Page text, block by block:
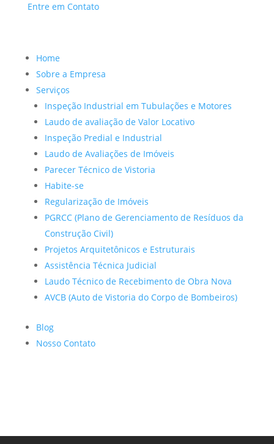
Entre em Contato
Home
Sobre a Empresa
Serviços
Inspeção Industrial em Tubulações e Motores
Laudo de avaliação de Valor Locativo
Inspeção Predial e Industrial
Laudo de Avaliações de Imóveis
Parecer Técnico de Vistoria
Habite-se
Regularização de Imóveis
PGRCC (Plano de Gerenciamento de Resíduos da
Construção Civil)
Projetos Arquitetônicos e Estruturais
Assistência Técnica Judicial
Laudo Técnico de Recebimento de Obra Nova
AVCB (Auto de Vistoria do Corpo de Bombeiros)
Blog
Nosso Contato